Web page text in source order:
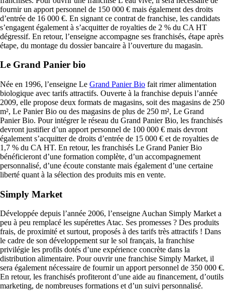
fournir un apport personnel de 150 000 € mais également des droits
d’entrée de 16 000 €. En signant ce contrat de franchise, les candidats
s’engagent également à s’acquitter de royalties de 2 % du CA HT
dégressif. En retour, l’enseigne accompagne ses franchisés, étape après
étape, du montage du dossier bancaire à l’ouverture du magasin.
Le Grand Panier bio
Née en 1996, l’enseigne Le Grand Panier Bio fait rimer alimentation
biologique avec tarifs attractifs. Ouverte à la franchise depuis l’année
2009, elle propose deux formats de magasins, soit des magasins de 250
m², Le Panier Bio ou des magasins de plus de 250 m², Le Grand
Panier Bio. Pour intégrer le réseau du Grand Panier Bio, les franchisés
devront justifier d’un apport personnel de 100 000 € mais devront
également s’acquitter de droits d’entrée de 15 000 € et de royalties de
1,7 % du CA HT. En retour, les franchisés Le Grand Panier Bio
bénéficieront d’une formation complète, d’un accompagnement
personnalisé, d’une écoute constante mais également d’une certaine
liberté quant à la sélection des produits mis en vente.
Simply Market
Développée depuis l’année 2006, l’enseigne Auchan Simply Market a
peu à peu remplacé les supérettes Atac. Ses promesses ? Des produits
frais, de proximité et surtout, proposés à des tarifs très attractifs ! Dans
le cadre de son développement sur le sol français, la franchise
privilégie les profils dotés d’une expérience concrète dans la
distribution alimentaire. Pour ouvrir une franchise Simply Market, il
sera également nécessaire de fournir un apport personnel de 350 000 €.
En retour, les franchisés profiteront d’une aide au financement, d’outils
marketing, de nombreuses formations et d’un suivi personnalisé.